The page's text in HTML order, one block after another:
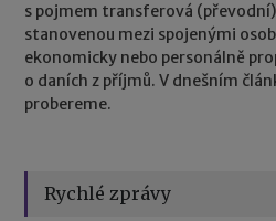
s pojmem transferová (převodní)
stanovenou mezi spojenými
ekonomicky nebo personálně
o daních z příjmů. V dnešním
probereme.
Rychlé zprávy